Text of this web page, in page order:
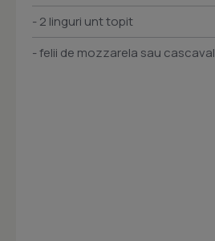
- 2 linguri unt topit
- felii de mozzarela sau cascaval